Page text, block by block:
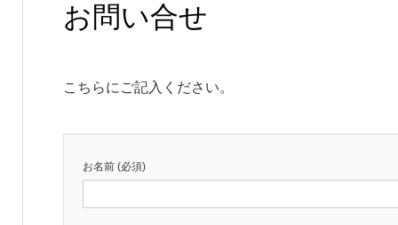
お問い合せ
こちらにご記入ください。
お名前 (必須)